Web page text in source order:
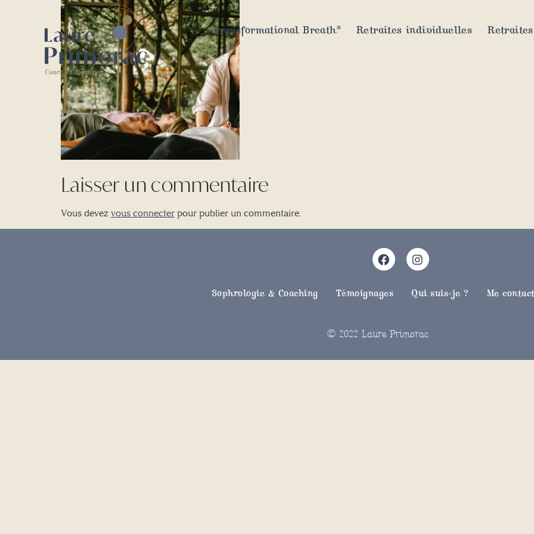
Transformational Breath® Retraites individuelles
Laisser un commentaire
Vous devez vous connecter pour publier un commentaire.
Sophrologie & Coaching Témoignages Qui suis-je ? Me
© 2022 Laure Primorac